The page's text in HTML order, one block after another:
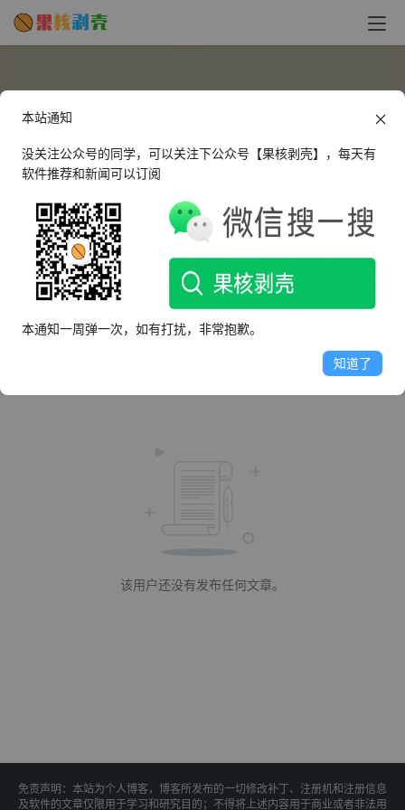
dt1300506
这个人不懒，什么都留不住
该用户还没有发布任何文章。
免责声明：本站为个人博客，博客所发布的一切修改补丁、注册机和注册信息
及软件的文章仅限用于学习和研究目的；不得将上述内容用于商业或者非法用
本站通知
没关注公众号的同学，可以关注下公众号【果核剥壳】，每天有
软件推荐和新闻可以订阅
本通知一周弹一次，如有打扰，非常抱歉。
知道了